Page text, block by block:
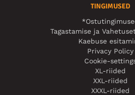
TINGIMUSED
Tagastamise ja
Kaebuse
Privacy Policy
Cookie-
XL-riided
XXL-riided
XXXL-riided